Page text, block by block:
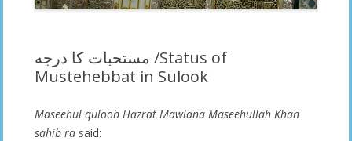
مستحبات كا درجه /Status of
Mustehebbat in Sulook
Maseehul quloob Hazrat Mawlana Maseehullah Khan
sahib ra said: